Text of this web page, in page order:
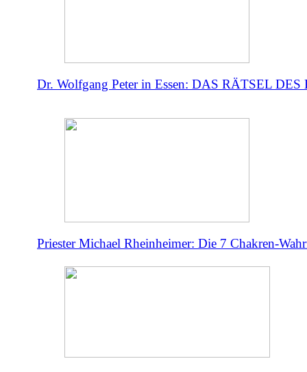
Dr. Wolfgang Peter in Essen: DAS RÄTSEL DES
Priester Michael Rheinheimer: Die 7 Chakren-